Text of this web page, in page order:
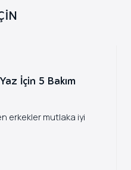
İçin 5 Bakım
erkekler mutlaka iyi